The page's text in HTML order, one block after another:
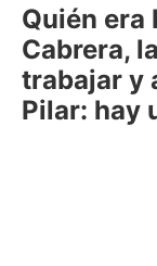
Quién era
Cabrera,
trabajar y
Pilar: hay